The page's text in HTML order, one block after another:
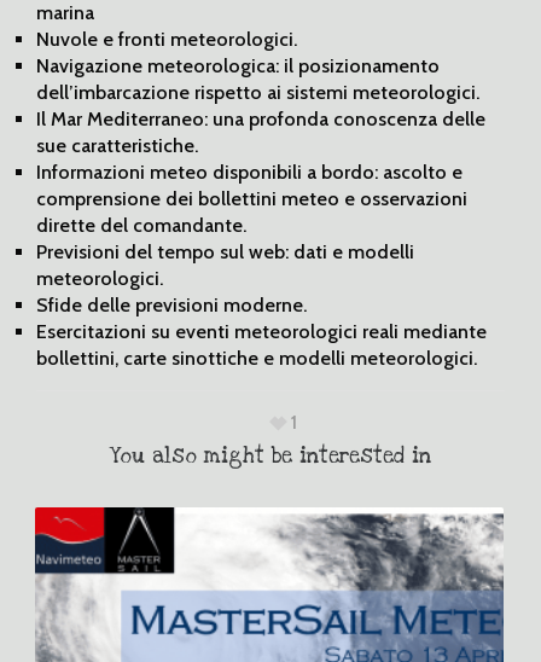
marina
Nuvole e fronti meteorologici.
Navigazione meteorologica: il posizionamento
dell’imbarcazione rispetto ai sistemi meteorologici.
Il Mar Mediterraneo: una profonda conoscenza delle
sue caratteristiche.
Informazioni meteo disponibili a bordo: ascolto e
comprensione dei bollettini meteo e osservazioni
dirette del comandante.
Previsioni del tempo sul web: dati e modelli
meteorologici.
Sfide delle previsioni moderne.
Esercitazioni su eventi meteorologici reali mediante
bollettini, carte sinottiche e modelli meteorologici.
1
You also might be interested in